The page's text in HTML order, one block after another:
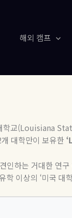
해외 캠프
학교(Louisiana
개 대학만이 보유한
인하는 거대한 연
학 이상의 ‘미국 대